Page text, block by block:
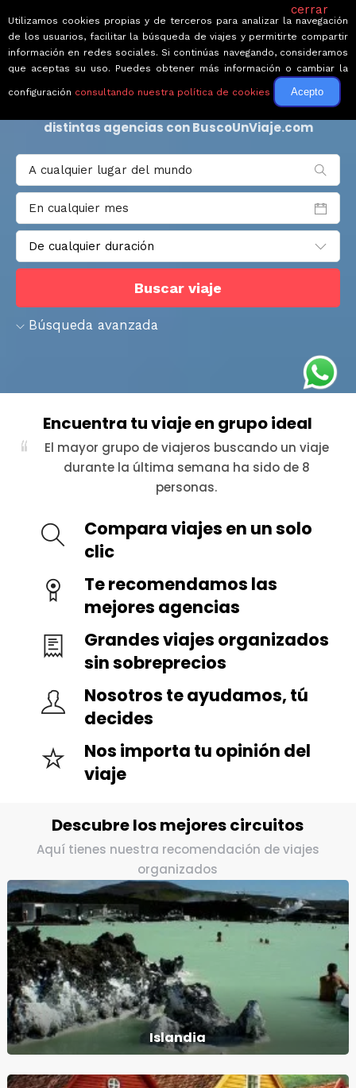
Circuitos organizados con las mejores
agencias
y solicita viajes organizados de
distintas agencias con BuscoUnViaje.com
Búsqueda avanzada
Encuentra tu viaje en grupo ideal
Dos viajeros han optado por un viaje al
corazón étnico de Etiopía.
Compara viajes en un solo
clic
Te recomendamos las
mejores agencias
Grandes viajes organizados
sin sobreprecios
Nosotros te ayudamos, tú
decides
Nos importa tu opinión del
viaje
Descubre los mejores circuitos
Aquí tienes nuestra recomendación de viajes
organizados
Islandia
cerrar
Utilizamos cookies propias y de terceros para analizar la navegación
de los usuarios, facilitar la búsqueda de viajes y permitirte compartir
información en redes sociales. Si continúas navegando, consideramos
que aceptas su uso. Puedes obtener más información o cambiar la
configuración consultando nuestra política de cookies Acepto